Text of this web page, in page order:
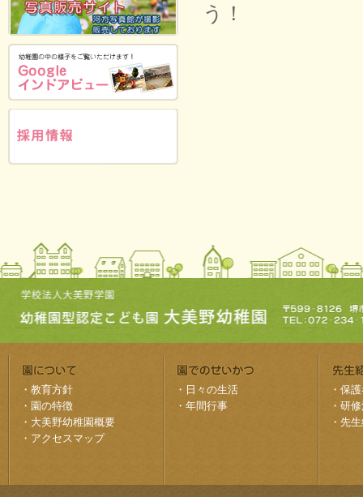
う！
・ 教育方針
・ 園の特徴
・ 大美野幼稚園概要
・ アクセスマップ
・ 日々の生活
・ 年間行事
・ 保
・ 研
・ 先